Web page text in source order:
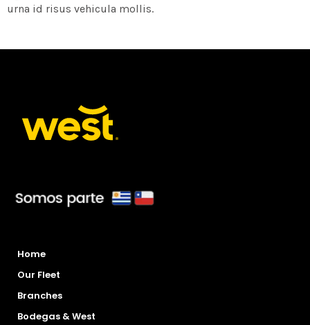
urna id risus vehicula mollis.
Home
Our Fleet
Branches
Bodegas & West